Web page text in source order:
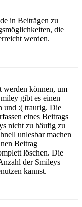
in Beiträgen zu
die
werden.
werden können, um
gibt es einen
und :( traurig. Die
eines Beitrags
nicht zu häufig zu
unlesbar machen
Beitrag
löschen. Die
der Smileys
kannst.